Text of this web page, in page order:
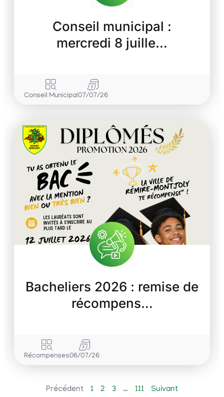
Conseil municipal :
mercredi 8 juille…
Conseil Municipal07/07/26
Bacheliers 2026 : remise de
récompens…
Récompenses06/07/26
Précédent 1 2 3 … 111 Suivant